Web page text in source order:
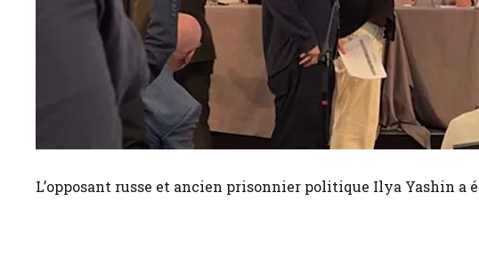
L’opposant russe et ancien prisonnier politique Ilya Yashin a